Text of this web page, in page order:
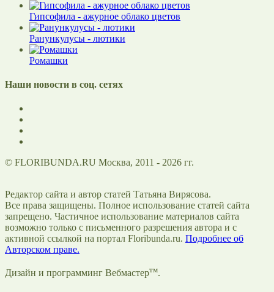
Гипсофила - ажурное облако цветов
Ранункулусы - лютики
Ромашки
Наши новости в соц. сетях
© FLORIBUNDA.RU Москва, 2011 - 2026 гг.
Редактор сайта и автор статей Татьяна Вирясова.
Все права защищены. Полное использование статей сайта
запрещено. Частичное использование материалов сайта
возможно только с письменного разрешения автора и с
активной ссылкой на портал Floribunda.ru. Подробнее об
Авторском праве.
Дизайн и программинг Вебмастертм.